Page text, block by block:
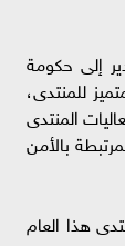
إلى حكومة
للمنتدى،
المنتدى
بالأمن
هذا العام